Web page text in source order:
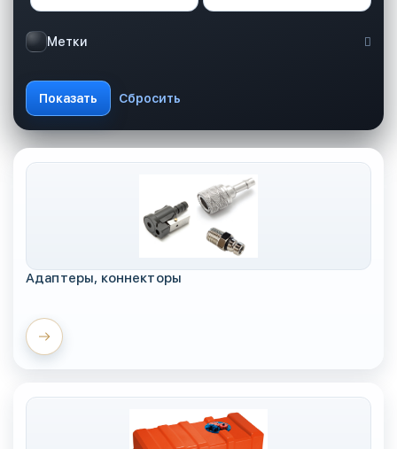
Метки
Адаптеры, коннекторы